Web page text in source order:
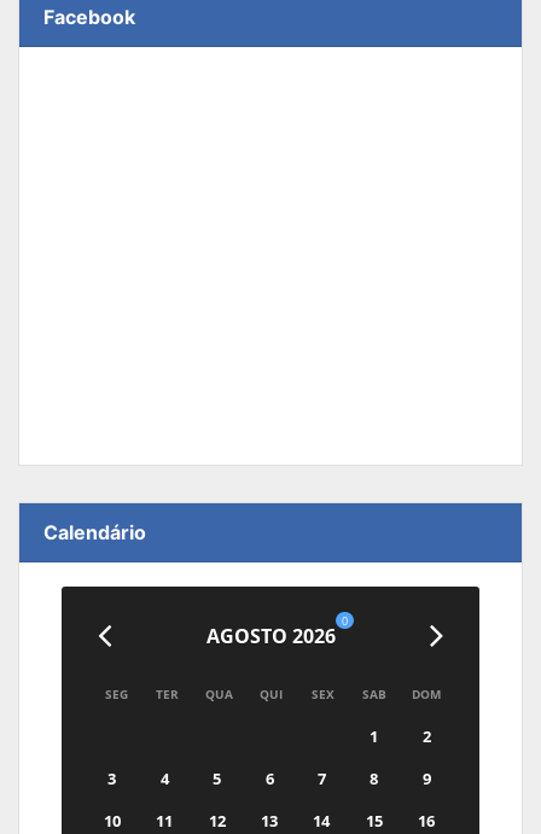
Facebook
Calendário
AGOSTO 2026
0
SEG TER QUA QUI SEX SAB DOM
1
2
3
4 5 6 7 8
9
10
11 12 13 14 15
16